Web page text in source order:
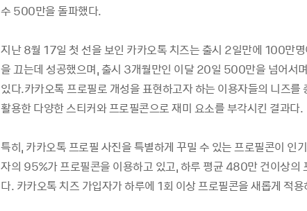
수 500만을 돌파했다.
지난 8월 17일 첫 선을 보인 카카오톡 치즈는 출시 2일만에 100만
을 끄는데 성공했으며, 출시 3개월만인 이달 20일 500만을 넘어서
있다.카카오톡 프로필로 개성을 표현하고자 하는 이용자들의 니즈를
활용한 다양한 스티커와 프로필콘으로 재미 요소를 부각시킨 결과다.
특히, 카카오톡 프로필 사진을 특별하게 꾸밀 수 있는 프로필콘이 인
자의 95%가 프로필콘을 이용하고 있고, 하루 평균 480만 건이상의
다. 카카오톡 치즈 가입자가 하루에 1회 이상 프로필콘을 새롭게 적